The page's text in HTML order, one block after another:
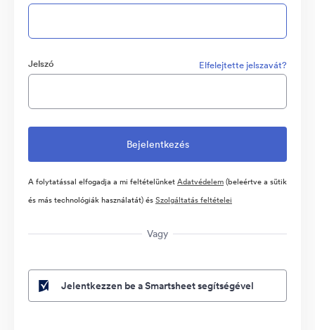
Jelszó Elfelejtette jelszavát?
A folytatással elfogadja a mi feltételünketAdatvédelem(beleértve a sütik
és más technológiák használatát) ésSzolgáltatás feltételei
Vagy
Jelentkezzen be a Smartsheet segítségével